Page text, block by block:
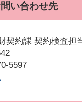
い合わせ先
契約課 契約検査担
5597